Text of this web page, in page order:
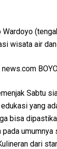
Wardoyo
wisata air
news.com
Sabtu
yang
bisa
pada
dari